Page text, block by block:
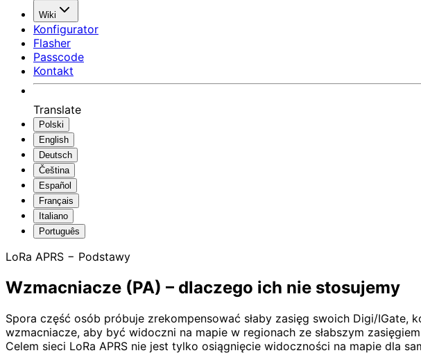
Wiki
Konfigurator
Flasher
Passcode
Kontakt
Translate
Polski
English
Deutsch
Čeština
Español
Français
Italiano
Português
LoRa APRS − Podstawy
Wzmacniacze (PA) – dlaczego ich nie stosujemy
Spora część osób próbuje zrekompensować słaby zasięg swoich Digi/IGate,
wzmacniacze, aby być widoczni na mapie w regionach ze słabszym
Celem sieci LoRa APRS nie jest tylko osiągnięcie widoczności na mapie dla